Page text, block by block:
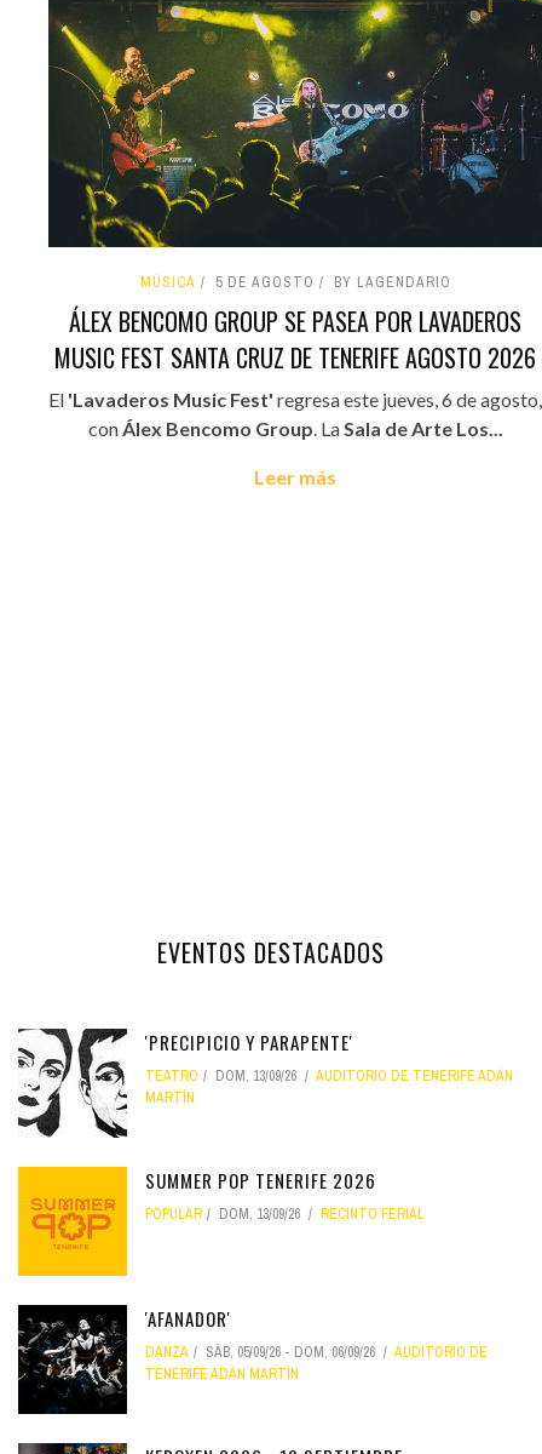
MÚSICA 5 DE AGOSTO BY LAGENDARIO
ÁLEX BENCOMO GROUP SE PASEA POR LAVADEROS
MUSIC FEST SANTA CRUZ DE TENERIFE AGOSTO 2026
El 'Lavaderos Music Fest' regresa este jueves, 6 de agosto,
conÁlex Bencomo Group. LaSala de Arte Los...
Leer más
EVENTOS DESTACADOS
'PRECIPICIO Y PARAPENTE'
TEATRO DOM, 13/09/26
AUDITORIO DE TENERIFE ADÁN
MARTÍN
SUMMER POP TENERIFE 2026
POPULAR DOM, 13/09/26 RECINTO FERIAL
'AFANADOR'
DANZA SÁB, 05/09/26 - DOM, 06/09/26
AUDITORIO DE
TENERIFE ADÁN MARTÍN